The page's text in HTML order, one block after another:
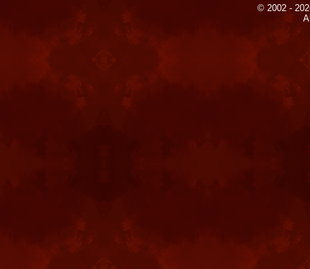
© 2002 -